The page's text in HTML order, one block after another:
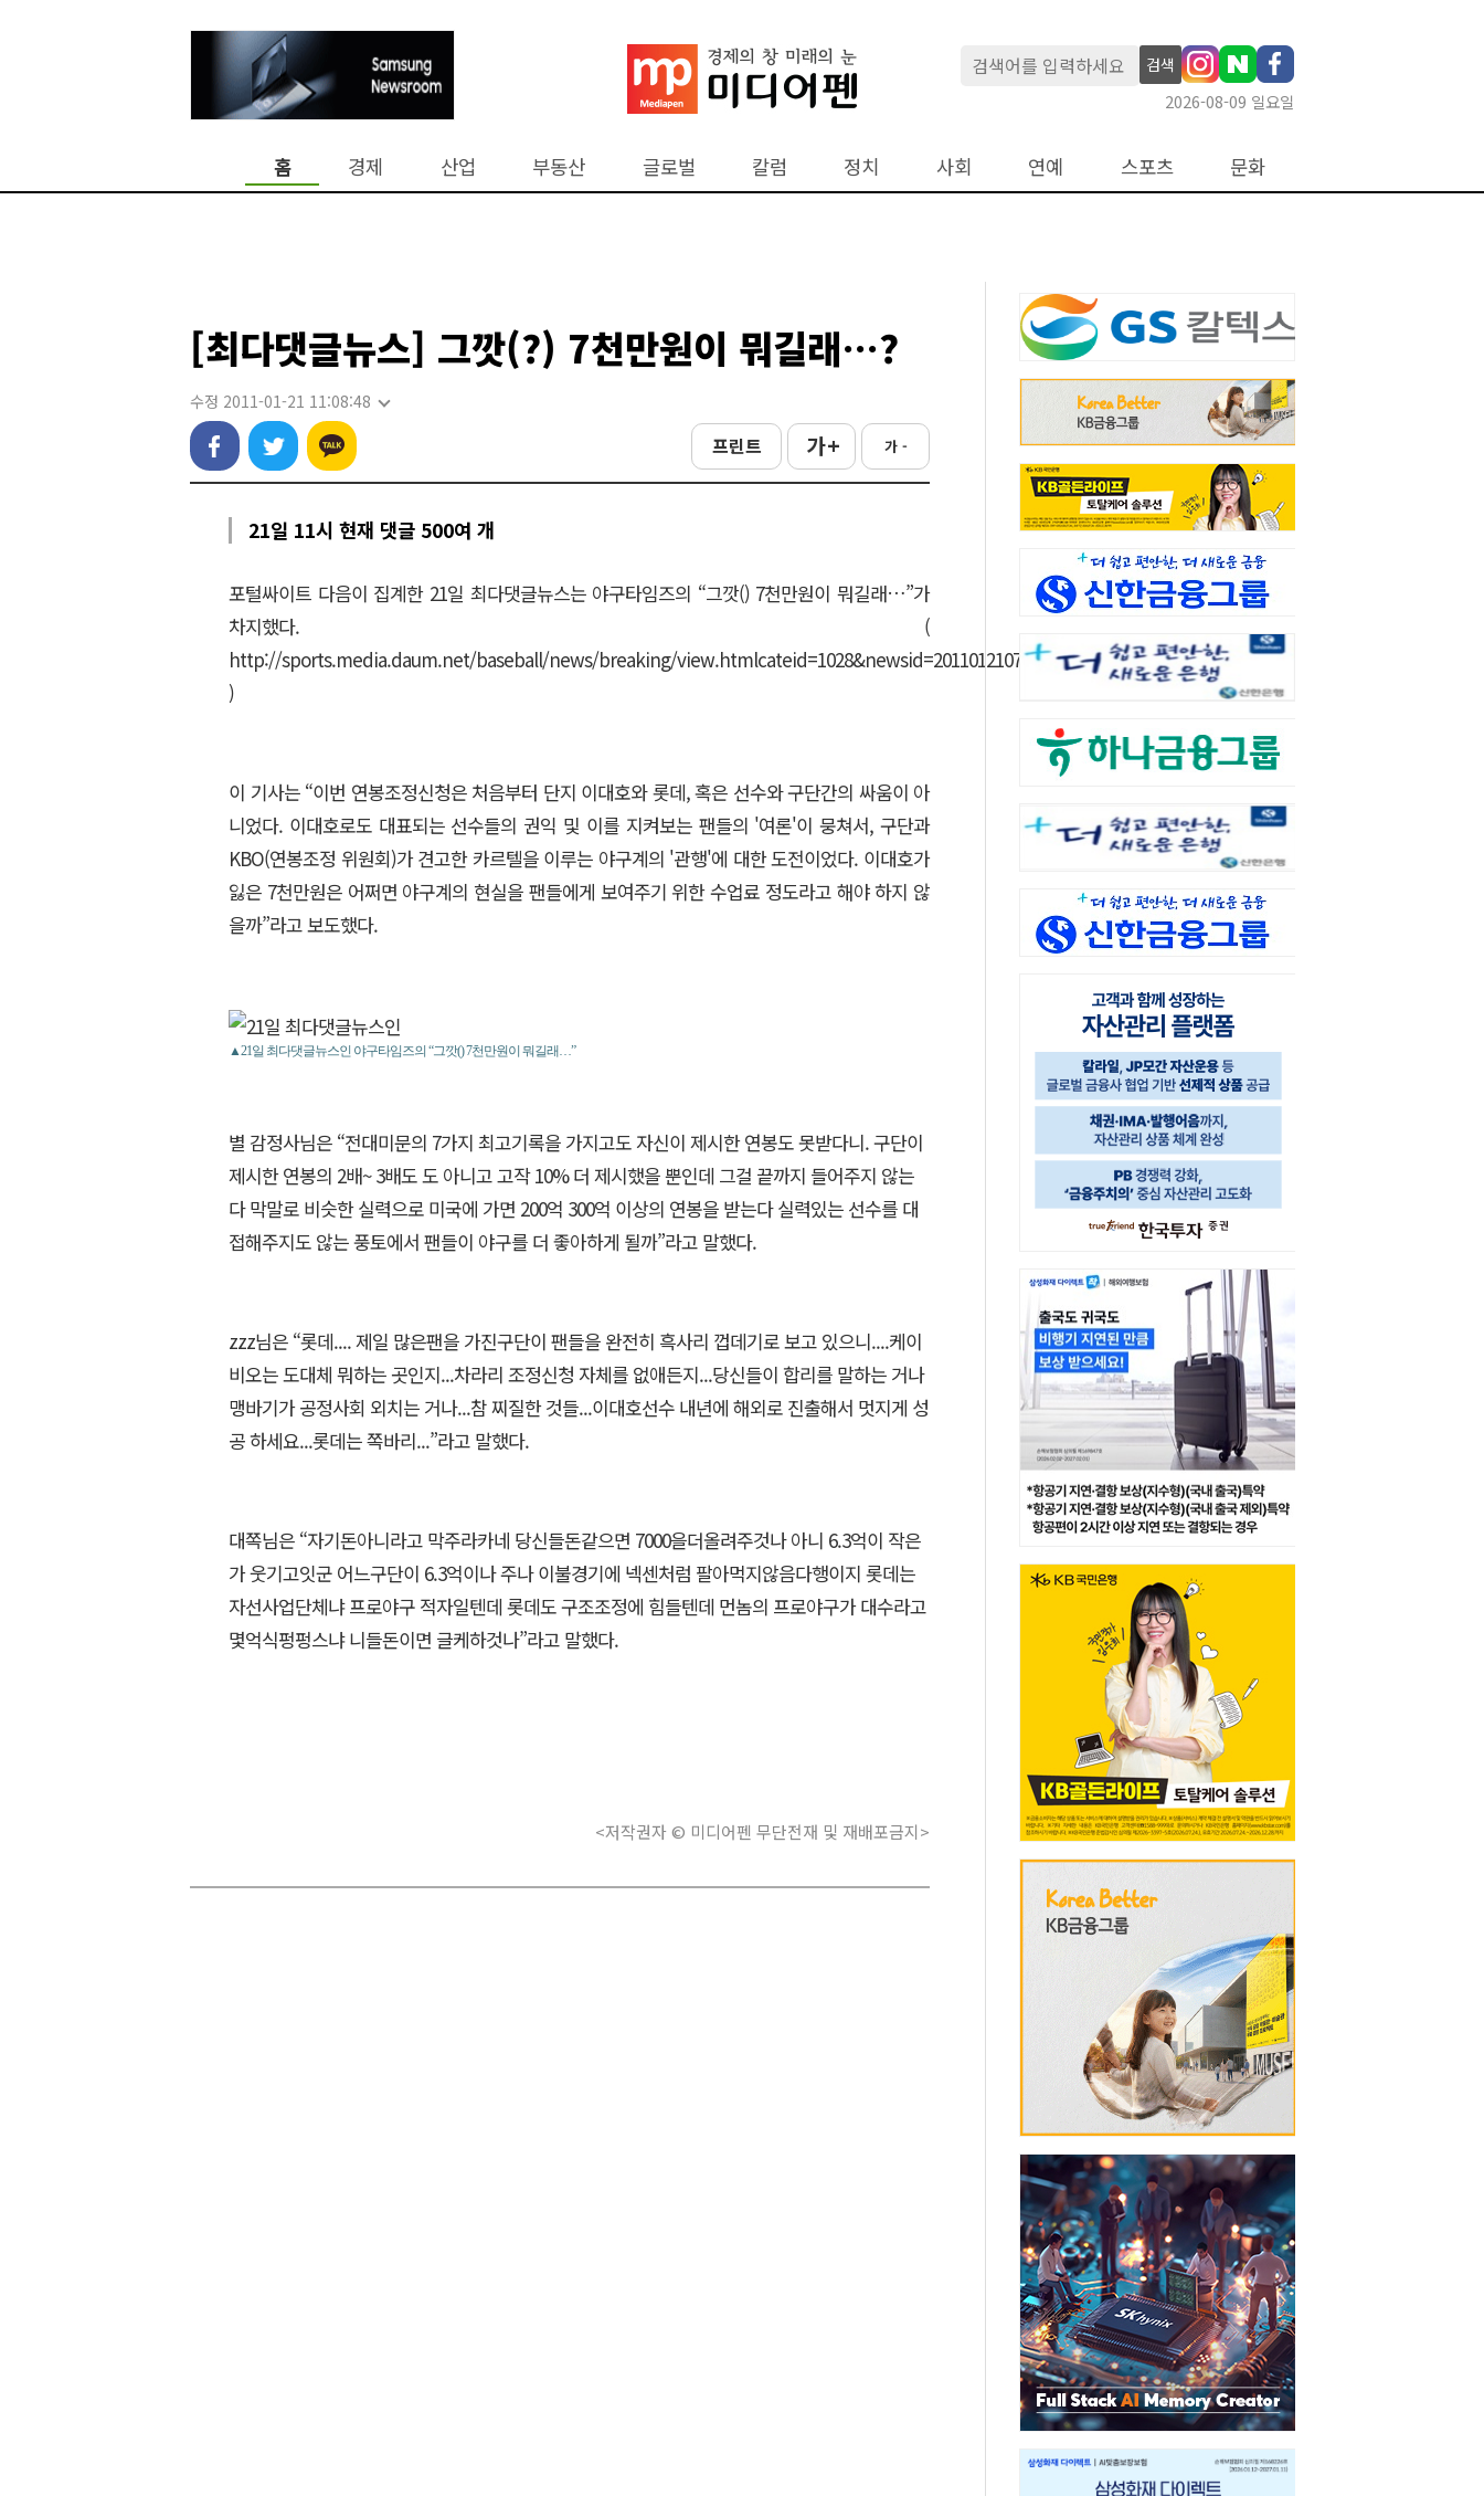
검색
2026-08-09 일요일
홈 경제 산업 부동산 글로벌 칼럼 정치 사회 연예 스포츠 문화
[최다댓글뉴스] 그깟(?) 7천만원이 뭐길래…?
수정 2011-01-21 11:08:48
프린트 가 + 가 -
21일 11시 현재 댓글 500여 개
포털싸이트 다음이 집계한 21일 최다댓글뉴스는 야구타임즈의 “그깟() 7천만원이 뭐길래…”가
차지했다. (
http://sports.media.daum.net/baseball/news/breaking/view.htmlcateid=1028&newsid=20110121072707273&p=yagootimes
)
이 기사는 “이번 연봉조정신청은 처음부터 단지 이대호와 롯데, 혹은 선수와 구단간의 싸움이 아
니었다. 이대호로도 대표되는 선수들의 권익 및 이를 지켜보는 팬들의 '여론'이 뭉쳐서, 구단과
KBO(연봉조정 위원회)가 견고한 카르텔을 이루는 야구계의 '관행'에 대한 도전이었다. 이대호가
잃은 7천만원은 어쩌면 야구계의 현실을 팬들에게 보여주기 위한 수업료 정도라고 해야 하지 않
을까”라고 보도했다.
▲21일 최다댓글뉴스인 야구타임즈의 “그깟() 7천만원이 뭐길래…”
별 감정사님은 “전대미문의 7가지 최고기록을 가지고도 자신이 제시한 연봉도 못받다니. 구단이
제시한 연봉의 2배~ 3배도 도 아니고 고작 10% 더 제시했을 뿐인데 그걸 끝까지 들어주지 않는
다 막말로 비슷한 실력으로 미국에 가면 200억 300억 이상의 연봉을 받는다 실력있는 선수를 대
접해주지도 않는 풍토에서 팬들이 야구를 더 좋아하게 될까”라고 말했다.
zzz님은 “롯데.... 제일 많은팬을 가진구단이 팬들을 완전히 흑사리 껍데기로 보고 있으니....케이
비오는 도대체 뭐하는 곳인지...차라리 조정신청 자체를 없애든지...당신들이 합리를 말하는 거나
맹바기가 공정사회 외치는 거나...참 찌질한 것들...이대호선수 내년에 해외로 진출해서 멋지게 성
공 하세요...롯데는 쪽바리...”라고 말했다.
대쪽님은 “자기돈아니라고 막주라카네 당신들돈같으면 7000을더올려주것나 아니 6.3억이 작은
가 웃기고잇군 어느구단이 6.3억이나 주나 이불경기에 넥센처럼 팔아먹지않음다행이지 롯데는
자선사업단체냐 프로야구 적자일텐데 롯데도 구조조정에 힘들텐데 먼놈의 프로야구가 대수라고
몇억식펑펑스냐 니들돈이면 글케하것나”라고 말했다.
<저작권자 © 미디어펜 무단전재 및 재배포금지>